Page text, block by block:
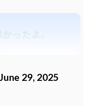
ったよ。
June 29, 2025